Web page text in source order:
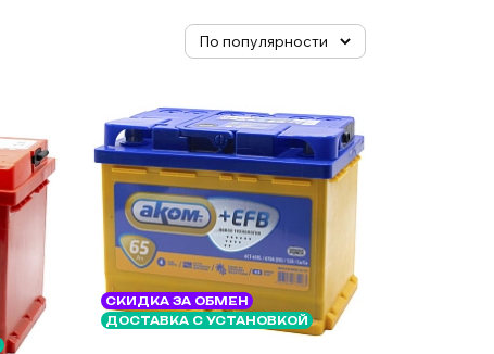
СКИДКА ЗА ОБМЕН
ДОСТАВКА С УСТАНОВКОЙ